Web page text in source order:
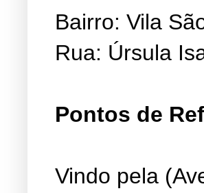
Bairro: Vila
Rua: Úrsula
Pontos de
Vindo pela